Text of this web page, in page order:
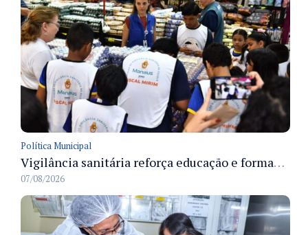
Política Municipal
Vigilância sanitária reforça educação e formação de médicos em Manaus na Semana da Vigilância 2026
07/08/2026